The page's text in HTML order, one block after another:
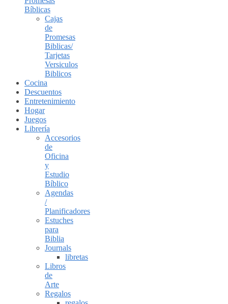
Bíblicas
Cajas
de
Promesas
Biblicas/
Tarjetas
Versiculos
Biblicos
Cocina
Descuentos
Entretenimiento
Hogar
Juegos
Librería
Accesorios
de
Oficina
y
Estudio
Bíblico
Agendas
/
Planificadores
Estuches
para
Biblia
Journals
libretas
Libros
de
Arte
Regalos